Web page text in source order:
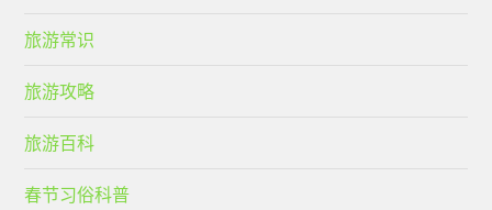
旅游常识
旅游攻略
旅游百科
春节习俗科普